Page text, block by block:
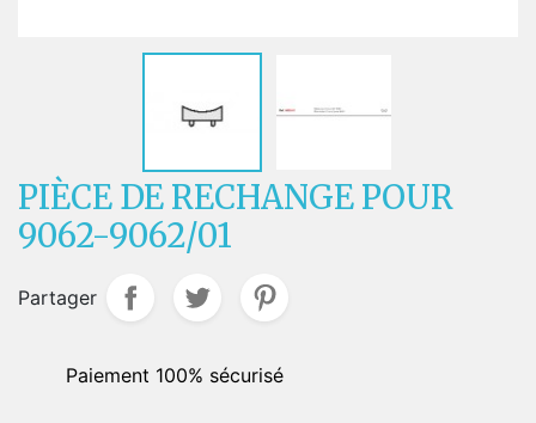
PIÈCE DE RECHANGE POUR
9062-9062/01
Partager
Paiement 100% sécurisé